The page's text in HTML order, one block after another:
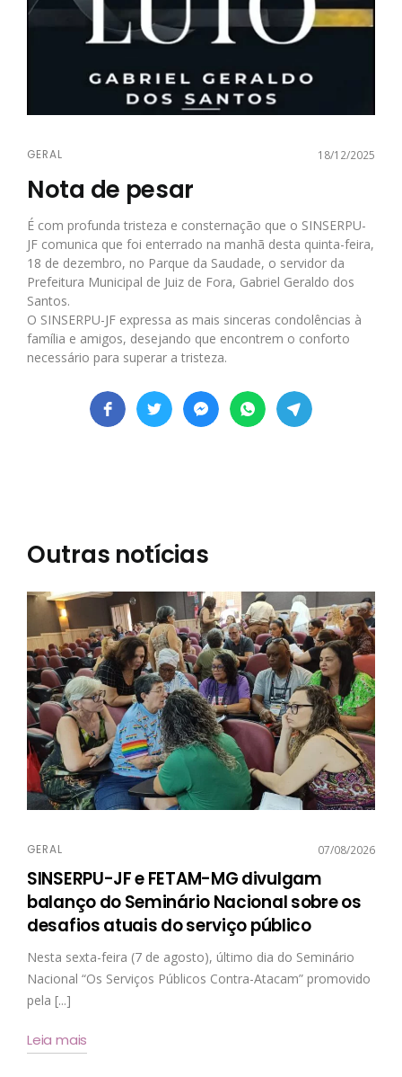
GERAL 18/12/2025
Nota de pesar
É com profunda tristeza e consternação que o SINSERPU-
JF comunica que foi enterrado na manhã desta quinta-feira,
18 de dezembro, no Parque da Saudade, o servidor da
Prefeitura Municipal de Juiz de Fora, Gabriel Geraldo dos
Santos.
O SINSERPU-JF expressa as mais sinceras condolências à
família e amigos, desejando que encontrem o conforto
necessário para superar a tristeza.
Outras notícias
GERAL 07/08/2026
SINSERPU-JF e FETAM-MG divulgam
balanço do Seminário Nacional sobre os
desafios atuais do serviço público
Nesta sexta-feira (7 de agosto), último dia do Seminário
Nacional “Os Serviços Públicos Contra-Atacam” promovido
pela [...]
Leia mais